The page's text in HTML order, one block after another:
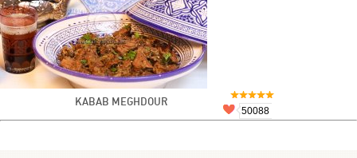
KABAB MEGHDOUR
50088